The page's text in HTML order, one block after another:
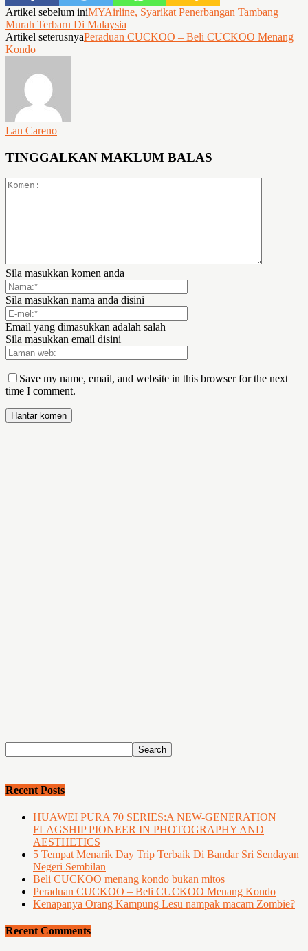
Artikel sebelum iniMYAirline, Syarikat Penerbangan Tambang
Murah Terbaru Di Malaysia
Artikel seterusnyaPeraduan CUCKOO – Beli CUCKOO Menang
Kondo
Lan Careno
TINGGALKAN MAKLUM BALAS
Sila masukkan komen anda
Sila masukkan nama anda disini
Email yang dimasukkan adalah salah
Sila masukkan email disini
Save my name, email, and website in this browser for the next
time I comment.
Recent Posts
HUAWEI PURA 70 SERIES:A NEW-GENERATION
FLAGSHIP PIONEER IN PHOTOGRAPHY AND
AESTHETICS
5 Tempat Menarik Day Trip Terbaik Di Bandar Sri Sendayan
Negeri Sembilan
Beli CUCKOO menang kondo bukan mitos
Peraduan CUCKOO – Beli CUCKOO Menang Kondo
Kenapanya Orang Kampung Lesu nampak macam Zombie?
Recent Comments